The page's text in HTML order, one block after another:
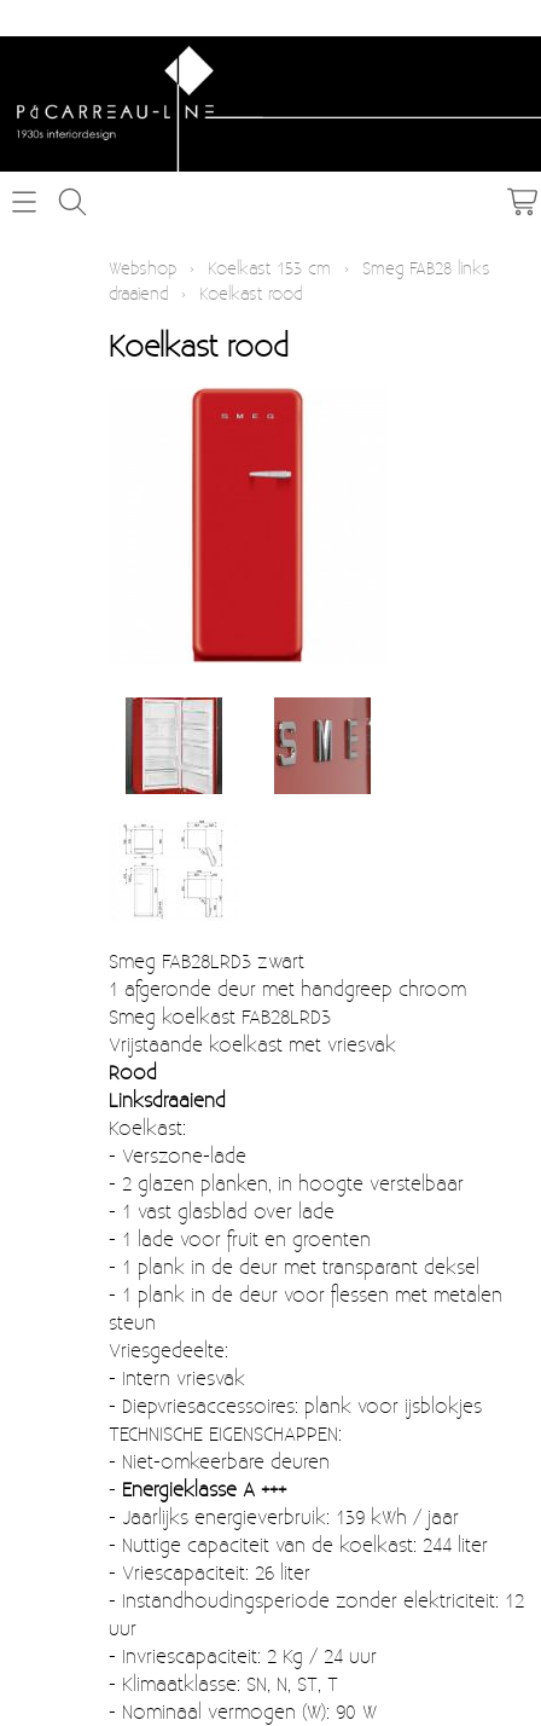
Schakelmateriaal opbouw
Bellen en belknoppen
Meubelgrepen
Voorraadbakjes
Badkamer
Keuken accessoires
Smeg 50s klein elektro
Afvalemmers
Emaille
Moccamaster (De beste kop koffie sinds 1968)
Vintage
EINDE REEKSEN
Webshop › Koelkast 153 cm ›
Smeg FAB28 links
draaiend › Koelkast rood
Koelkast rood
Smeg FAB28LRD3 zwart
1 afgeronde deur met handgreep chroom
Smeg koelkast FAB28LRD3
Vrijstaande koelkast met vriesvak
Rood
Linksdraaiend
Koelkast:
- Verszone-lade
- 2 glazen planken, in hoogte verstelbaar
- 1 vast glasblad over lade
- 1 lade voor fruit en groenten
- 1 plank in de deur met transparant deksel
- 1 plank in de deur voor flessen met metalen
steun
Vriesgedeelte:
- Intern vriesvak
- Diepvriesaccessoires: plank voor ijsblokjes
TECHNISCHE EIGENSCHAPPEN:
- Niet-omkeerbare deuren
- Energieklasse A +++
- Jaarlijks energieverbruik: 139 kWh / jaar
- Nuttige capaciteit van de koelkast: 244 liter
- Vriescapaciteit: 26 liter
- Instandhoudingsperiode zonder elektriciteit: 12
uur
- Invriescapaciteit: 2 Kg / 24 uur
- Klimaatklasse: SN, N, ST, T
- Nominaal vermogen (W): 90 W